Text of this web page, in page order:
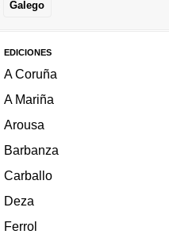
Galego
EDICIONES
A Coruña
A Mariña
Arousa
Barbanza
Carballo
Deza
Ferrol